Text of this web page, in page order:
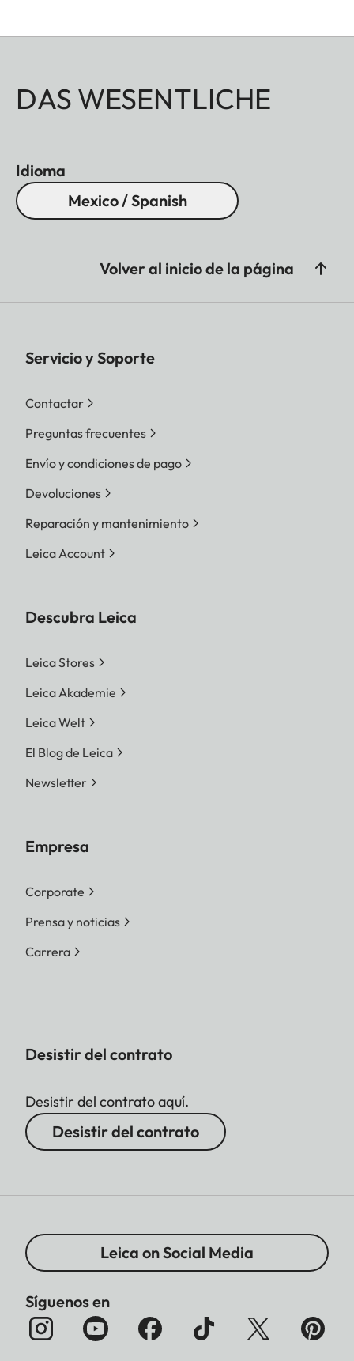
DAS WESENTLICHE
Idioma
Mexico / Spanish
Volver al inicio de la página
Servicio y Soporte
Contactar
Preguntas frecuentes
Envío y condiciones de pago
Devoluciones
Reparación y mantenimiento
Leica Account
Descubra Leica
Leica Stores
Leica Akademie
Leica Welt
El Blog de Leica
Newsletter
Empresa
Corporate
Prensa y noticias
Carrera
Desistir del contrato
Desistir del contrato aquí.
Desistir del contrato
Leica on Social Media
Síguenos en